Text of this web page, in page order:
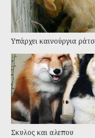
Υπάρχει καινούργια
Σκυλος και αλεπου